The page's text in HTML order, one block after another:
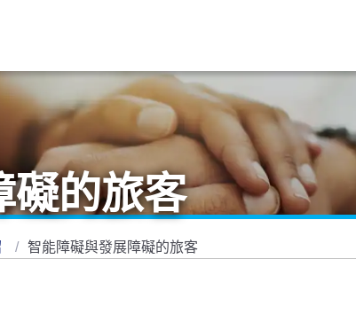
礙的旅客
智能障礙與發展障礙的旅客